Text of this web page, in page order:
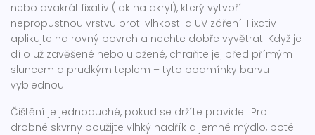
nebo dvakrát fixativ (lak na akryl), který vytvoří
nepropustnou vrstvu proti vlhkosti a UV záření. Fixativ
aplikujte na rovný povrch a nechte dobře vyvětrat. Když je
dílo už zavěšené nebo uložené, chraňte jej před přímým
sluncem a prudkým teplem – tyto podmínky barvu
vyblednou.
Čištění je jednoduché, pokud se držíte pravidel. Pro
drobné skvrny použijte vlhký hadřík a jemné mýdlo, poté